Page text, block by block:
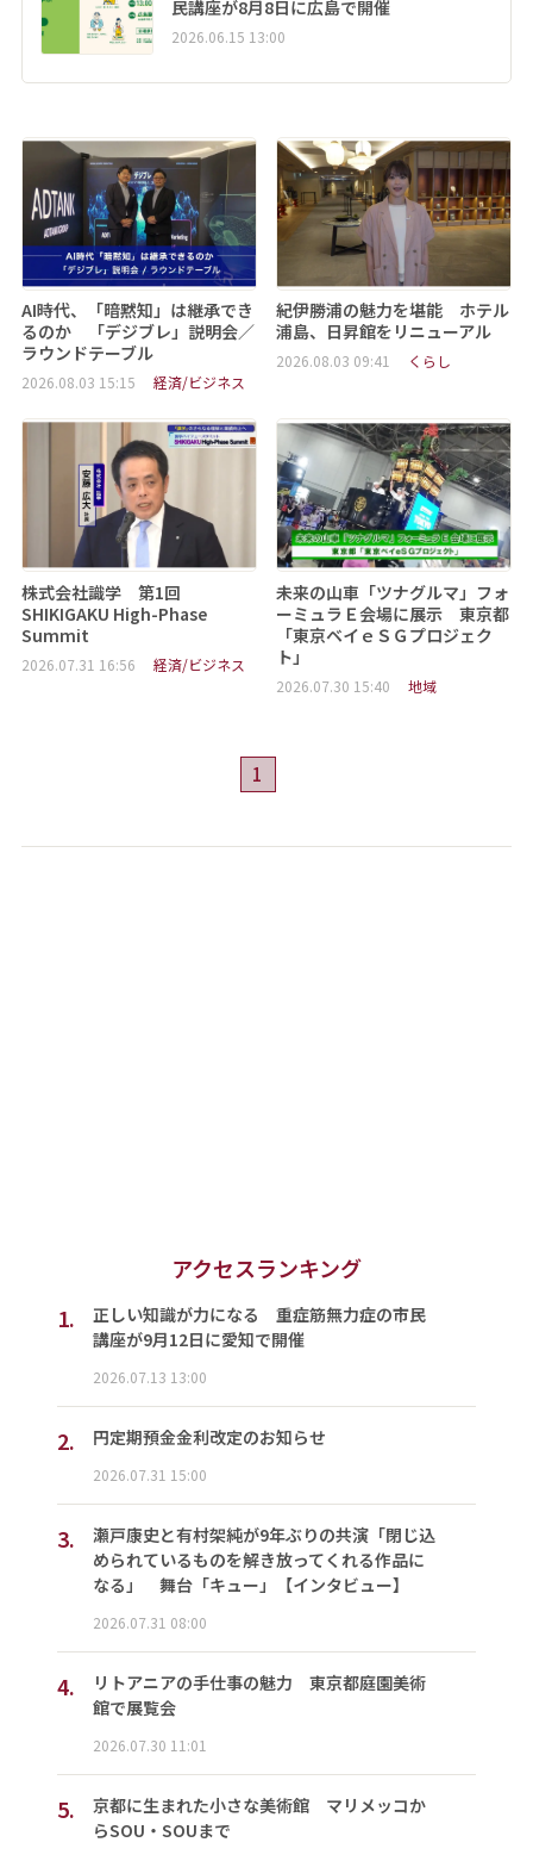
民講座が8月8日に広島で開催
2026.06.15 13:00
AI時代、「暗黙知」は継承でき
るのか 「デジブレ」説明会／
ラウンドテーブル
2026.08.03 15:15 経済/ビジネス
紀伊勝浦の魅力を堪能 ホテル
浦島、日昇館をリニューアル
2026.08.03 09:41 くらし
株式会社識学 第1回
SHIKIGAKU High-Phase
Summit
2026.07.31 16:56 経済/ビジネス
未来の山車「ツナグルマ」フォ
ーミュラＥ会場に展示 東京都
「東京ベイｅＳＧプロジェク
ト」
2026.07.30 15:40 地域
1
アクセスランキング
1.
正しい知識が力になる 重症筋無力症の市民
講座が9月12日に愛知で開催
2026.07.13 13:00
2. 円定期預金金利改定のお知らせ
2026.07.31 15:00
3.
瀬戸康史と有村架純が9年ぶりの共演「閉じ込
められているものを解き放ってくれる作品に
なる」 舞台「キュー」【インタビュー】
2026.07.31 08:00
4.
リトアニアの手仕事の魅力 東京都庭園美術
館で展覧会
2026.07.30 11:01
5.
京都に生まれた小さな美術館 マリメッコか
らSOU・SOUまで